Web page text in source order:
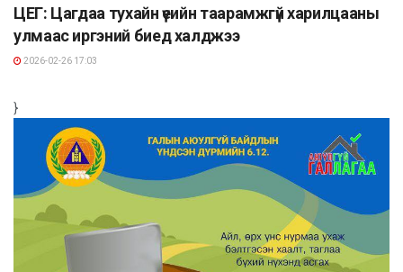
ЦЕГ: Цагдаа тухайн үеийн таарамжгүй харилцааны
улмаас иргэний биед халджээ
2026-02-26 17:03
}